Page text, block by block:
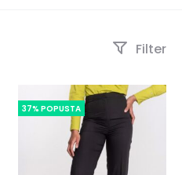
Filter
37% POPUSTA